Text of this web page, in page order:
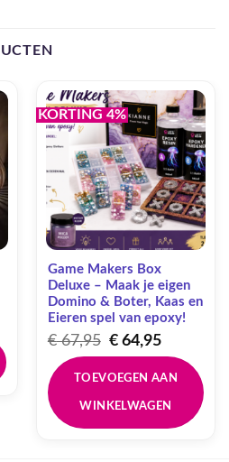
KORTING 4%
Game Makers Box
Deluxe – Maak je eigen
Domino & Boter, Kaas en
Eieren spel van epoxy!
€67,95 Oorspronkelijke
prijs
was:
€ 64,95Huidige
prijs
is:
€ 64,95.
TOEVOEGEN AAN
WINKELWAGEN